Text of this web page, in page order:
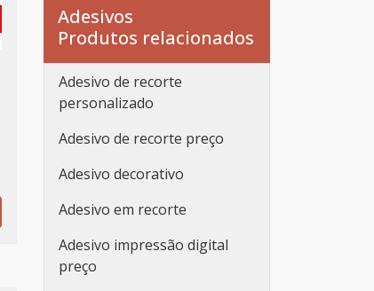
Adesivos
Produtos relacionados
Adesivo de recorte
personalizado
Adesivo de recorte preço
Adesivo decorativo
Adesivo em recorte
Adesivo impressão digital
preço